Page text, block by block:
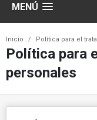
MENÚ
Inicio Política para el
Política para
personales